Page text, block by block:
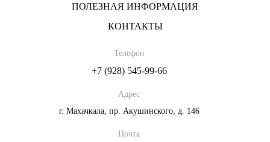
ПОЛЕЗНАЯ ИНФОРМАЦИЯ
КОНТАКТЫ
Телефон
+7 (928) 545-99-66
Адрес
г. Махачкала, пр. Акушинского, д. 146
Почта